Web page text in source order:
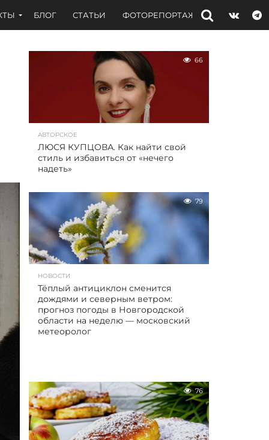
БЛОГ СТАТЬИ ФОТОРЕПОРТАЖИ ИНТЕРВЬЮ
66
АВТОРСКОЕ
ЛЮСЯ КУПЦОВА. Как найти свой
стиль и избавиться от «нечего
надеть»
79
НОВОСТИ
Тёплый антициклон сменится
дождями и северным ветром:
прогноз погоды в Новгородской
области на неделю — московский
метеоролог
76